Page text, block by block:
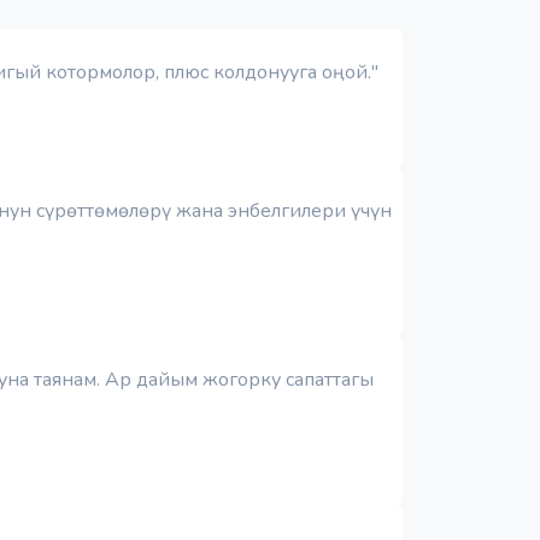
котормолор, плюс колдонууга оңой."
сүрөттөмөлөрү жана энбелгилери үчүн
таянам. Ар дайым жогорку сапаттагы